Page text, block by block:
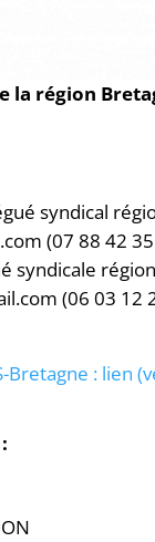
la région
syndical
(07 88 42
syndicale
(06 03 12
Bretagne : lien